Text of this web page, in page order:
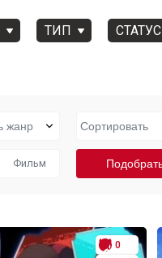
ТИП СТАТУС
Фильм
0